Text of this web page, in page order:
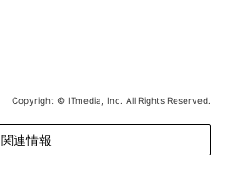
Copyright © ITmedia, Inc. All Rights Reserved.
関連情報